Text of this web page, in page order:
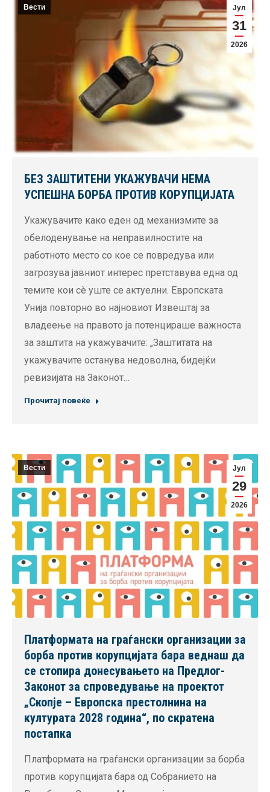
Јул
31
2026
Вести
БЕЗ ЗАШТИТЕНИ УКАЖУВАЧИ НЕМА
УСПЕШНА БОРБА ПРОТИВ КОРУПЦИЈАТА
Укажувачите како еден од механизмите за
обелоденување на неправилностите на
работното место со кое се повредува или
загрозува јавниот интерес претставува една од
темите кои сè уште се актуелни. Европската
Унија повторно во најновиот Извештај за
владеење на правото ја потенцираше важноста
за заштита на укажувачите: „Заштитата на
укажувачите останува недоволна, бидејќи
ревизијата на Законот…
Прочитај повеќе
Јул
29
2026
Вести
Платформата на граѓански организации за
борба против корупцијата бара веднаш да
се стопира донесувањето на Предлог-
Законот за спроведување на проектот
„Скопје – Европска престолнина на
културата 2028 година“, по скратена
постапка
Платформата на граѓански организации за борба
против корупцијата бара од Собранието на